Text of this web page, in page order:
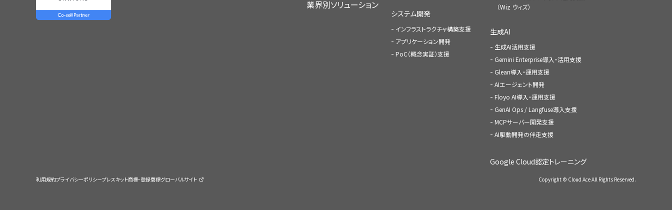
業界別ソリューション
システム開発
インフラストラクチャ構築支援
アプリケーション開発
PoC（概念実証）支援
（Wiz ウィズ）
生成AI
生成AI活用支援
Gemini Enterprise導入・活用支援
Glean導入・運用支援
AIエージェント開発
Floyo AI導入・運用支援
GenAI Ops / Langfuse導入支援
MCPサーバー開発支援
AI駆動開発の伴走支援
Google Cloud認定トレーニング
利用規約プライバシーポリシープレスキット商標・登録商標グローバルサイト Copyright © Cloud Ace All Rights Reserved.